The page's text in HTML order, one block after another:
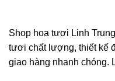
Shop hoa tươi Linh
tươi chất lượng, thiết kế
giao hàng nhanh chóng.